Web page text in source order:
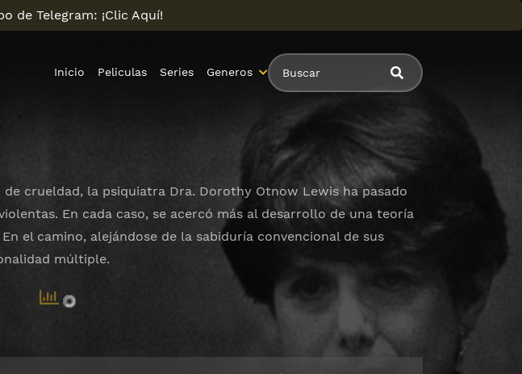
de Telegram: ¡Clic Aquí!
Inicio Peliculas Series Generos
crueldad, la psiquiatra Dra. Dorothy Otnow Lewis ha pasado
En cada caso, se acercó más al desarrollo de una teoría
el camino, alejándose de la sabiduría convencional de sus
múltiple.